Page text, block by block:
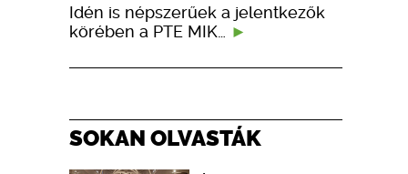
Idén is népszerűek a jelentkezők
körében a PTE MIK…
SOKAN OLVASTÁK